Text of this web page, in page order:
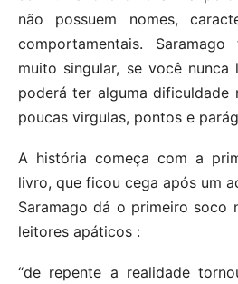
não possuem nomes,
comportamentais.
muito singular, se você nunca
poderá ter alguma dificuldade
poucas virgulas, pontos e
A história começa com a
livro, que ficou cega após um
Saramago dá o primeiro soco
leitores apáticos :
“de repente a realidade